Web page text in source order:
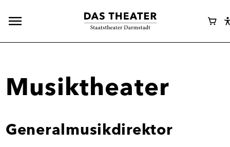
Hauptnavigation
Webshop
Musiktheater
Generalmusikdirektor